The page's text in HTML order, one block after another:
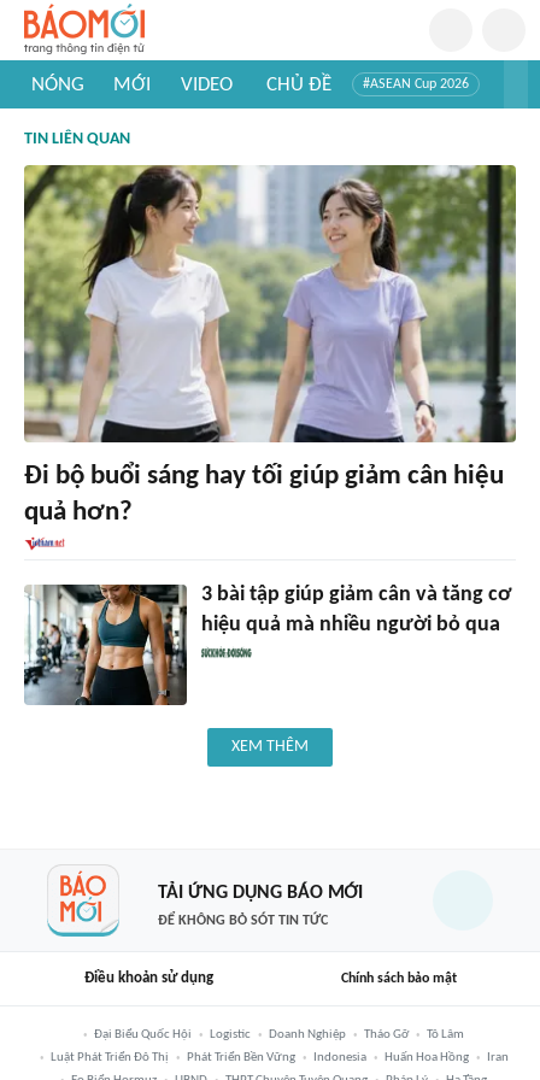
NÓNG MỚI VIDEO CHỦ ĐỀ #ASEAN Cup 2026
#Khám phá thế giới
TIN LIÊN QUAN
Đi bộ buổi sáng hay tối giúp giảm cân hiệu
quả hơn?
3 bài tập giúp giảm cân và tăng cơ
hiệu quả mà nhiều người bỏ qua
XEM THÊM
TẢI ỨNG DỤNG BÁO MỚI
ĐỂ KHÔNG BỎ SÓT TIN TỨC
Điều khoản sử dụng Chính sách bảo mật
Đại Biểu Quốc Hội Logistic Doanh Nghiệp Tháo Gỡ
Tô Lâm
Luật Phát Triển Đô Thị
Phát Triển Bền Vững Indonesia Huấn Hoa Hồng
Iran